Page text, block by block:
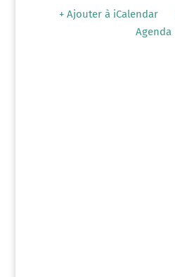
+ Ajouter à iCalendar
Agenda